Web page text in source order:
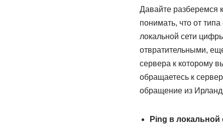
Давайте разберемся
понимать, что от
локальной сети
отвратительными,
сервера к которому
обращаетесь к
обращение из
Ping в локальной